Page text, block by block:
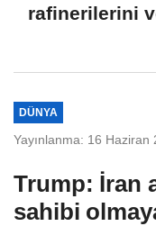
rafinerilerini
DÜNYA
Yayınlanma: 16 Haziran
Trump: İran
sahibi